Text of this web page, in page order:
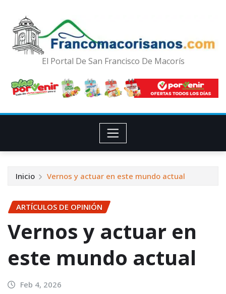
El Portal De San Francisco De Macorís
Inicio Vernos y actuar en este mundo actual
ARTÍCULOS DE OPINIÓN
Vernos y actuar en
este mundo actual
Feb 4, 2026